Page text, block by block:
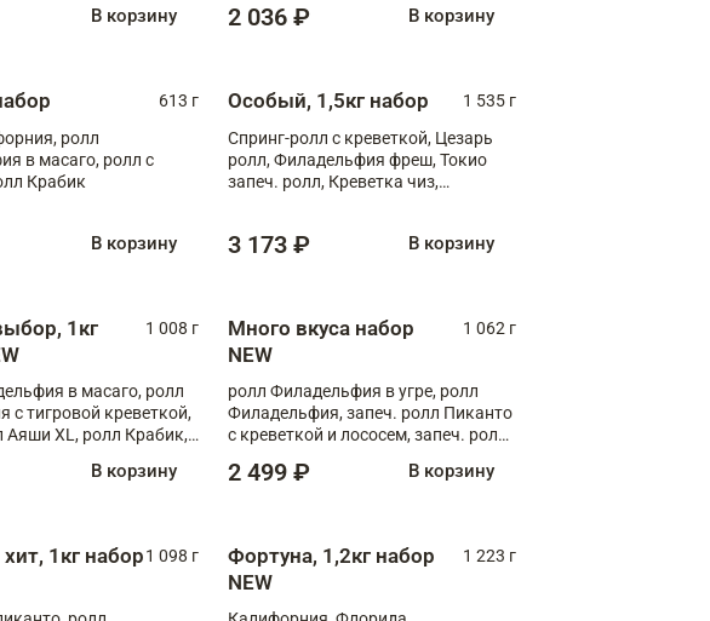
В корзину 2 036 ₽ В корзину
613 г
ролл
в масаго, ролл с
Крабик
В корзину
Особый, 1,5кг набор
1 535 г
Спринг-ролл с креветкой, Цезарь
ролл, Филадельфия фреш, Токио
запеч. ролл, Креветка чиз,
3 173 ₽ В корзину
1кг
1 008 г
в масаго, ролл
с тигровой креветкой,
Аяши XL, ролл Крабик,
В корзину
Много вкуса набор
NEW
1 062 г
ролл Филадельфия в угре, ролл
Филадельфия, запеч. ролл Пиканто
с креветкой и лососем, запеч. ролл
2 499 ₽ В корзину
1кг набор1 098 г
Фортуна, 1,2кг набор
NEW
1 223 г